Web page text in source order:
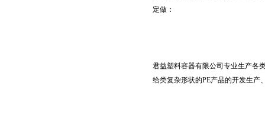
定做：
君益塑料容器有限公司专业生产各
给类复杂形状的PE产品的开发生产